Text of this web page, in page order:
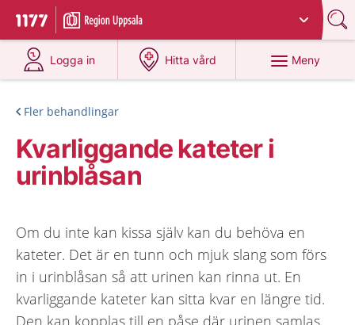
Till startsidan för 1177
Du har valt region
Logga in
på 1177.se
Hitta vård
på 1177.se
Meny
Fler behandlingar
Kvarliggande kateter i
urinblåsan
Om du inte kan kissa själv kan du behöva en
kateter. Det är en tunn och mjuk slang som förs
in i urinblåsan så att urinen kan rinna ut. En
kvarliggande kateter kan sitta kvar en längre tid.
Den kan kopplas till en påse där urinen samlas